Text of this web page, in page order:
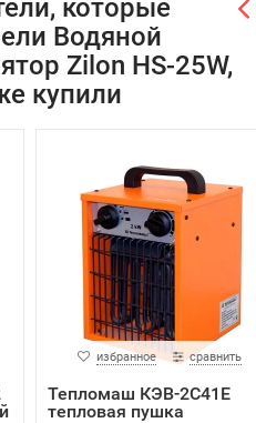
которые
Водяной
Zilon HS-25W,
купили
избранное сравнить
Тепломаш КЭВ-2С41Е
тепловая пушка